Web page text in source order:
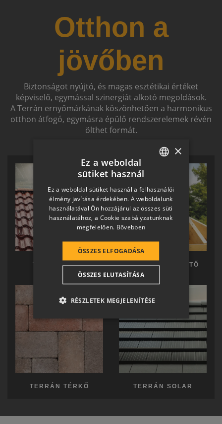
Otthon a
jövőben
Biztonságot nyújtó, és magas esztétikai értéket
képviselő, egymással szinergiát alkotó megoldások.
A Terrán ernyőmárkának köszönhetően a harmonikus
otthon átfogó, egymásra épülő rendszerelemek révén
ölthet formát.
TERRÁN TETŐ TERRÁN KÉSZTETŐ
TERRÁN TÉRKŐ TERRÁN SOLAR
HUNGARIAN
SLOVAK
GERMAN
ROMANIAN
CROATIAN
SR
RO-HU
ITALIAN
×
Ez a weboldal
sütiket használ
Ez a weboldal sütiket használ a felhasználói
élmény javítása érdekében. A weboldalunk
használatával Ön hozzájárul az összes süti
használatához, a Cookie szabályzatunknak
megfelelően. Bővebben
ÖSSZES ELFOGADÁSA
ÖSSZES ELUTASÍTÁSA
RÉSZLETEK MEGJELENÍTÉSE